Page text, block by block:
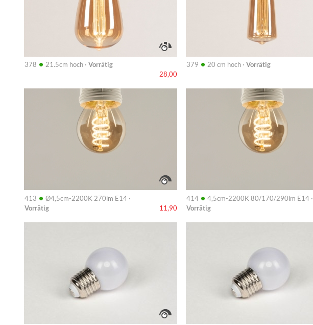
378 • 21.5cm hoch · Vorrätig
28,00
379 • 20 cm hoch · Vorrätig
413 • Ø4,5cm-2200K 270lm E14 ·
Vorrätig
11,90
Info
414 • 4,5cm-2200K 80/170/290lm E14 ·
Vorrätig
Info
Info Info